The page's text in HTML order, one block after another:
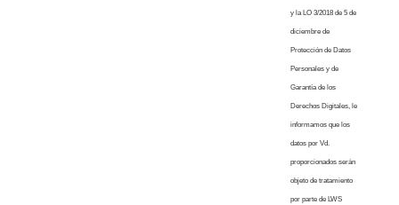
y la LO 3/2018 de 5 de
diciembre de
Protección de Datos
Personales y de
Garantía de los
Derechos Digitales, le
informamos que los
datos por Vd.
proporcionados serán
objeto de tratamiento
por parte de LWS